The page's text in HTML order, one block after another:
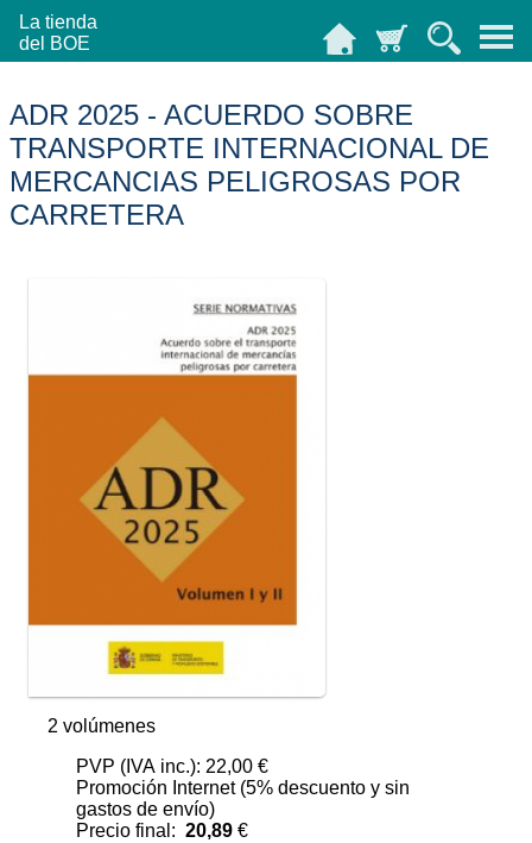
La tienda
del BOE
ADR 2025 - ACUERDO SOBRE
TRANSPORTE INTERNACIONAL DE
MERCANCIAS PELIGROSAS POR
CARRETERA
2 volúmenes
PVP (IVA inc.): 22,00 €
Promoción Internet (5% descuento y sin
gastos de envío)
Precio final: 20,89 €